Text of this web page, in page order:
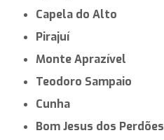
Capela do Alto
Pirajuí
Monte Aprazível
Teodoro Sampaio
Cunha
Bom Jesus dos Perdões